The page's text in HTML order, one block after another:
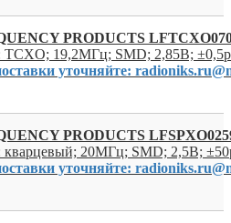
PRODUCTS
TCXO; 19,2МГц; SMD; 2,85В;
уточняйте:
PRODUCTS
кварцевый; 20МГц; SMD; 2,5В;
уточняйте: